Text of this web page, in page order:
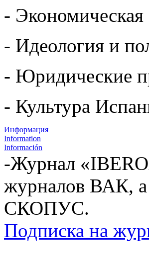
- Экономическая
- Идеология и
- Юридические
- Культура
Информация
Information
Información
-Журнал
журналов ВАК,
СКОПУС.
Подписка на